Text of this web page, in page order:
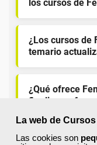
La web de
Las cookies son
los cursos de
¿Los cursos de
temario
¿Qué ofrece
finaliza su
¿Recibiré un